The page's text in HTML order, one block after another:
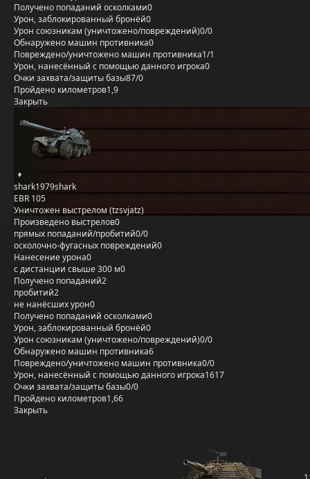
Получено попаданий осколками0
Урон, заблокированный бронёй0
Урон союзникам (уничтожено/повреждений)0/0
Обнаружено машин противника0
Повреждено/уничтожено машин противника1/1
Урон, нанесённый с помощью данного игрока0
Очки захвата/защиты базы87/0
Пройдено километров1,9
Закрыть
shark1979shark
EBR 105
Уничтожен выстрелом (tzsvjatz)
Произведено выстрелов0
прямых попаданий/пробитий0/0
осколочно-фугасных повреждений0
Нанесение урона0
с дистанции свыше 300 м0
Получено попаданий2
пробитий2
не нанёсших урон0
Получено попаданий осколками0
Урон, заблокированный бронёй0
Урон союзникам (уничтожено/повреждений)0/0
Обнаружено машин противника6
Повреждено/уничтожено машин противника0/0
Урон, нанесённый с помощью данного игрока1617
Очки захвата/защиты базы0/0
Пройдено километров1,66
Закрыть